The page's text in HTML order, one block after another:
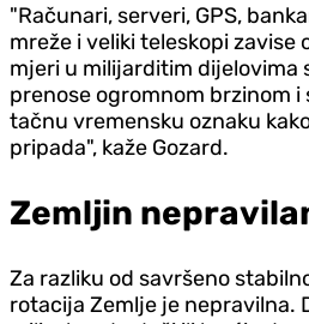
"Računari, serveri, GPS,
mreže i veliki teleskopi zavise
mjeri u milijarditim dijelovima
prenose ogromnom brzinom
tačnu vremensku oznaku
pripada", kaže Gozard.
Zemljin
Za razliku od savršeno
rotacija Zemlje je nepravilna.